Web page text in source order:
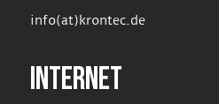
info(at)krontec.de
INTERNET